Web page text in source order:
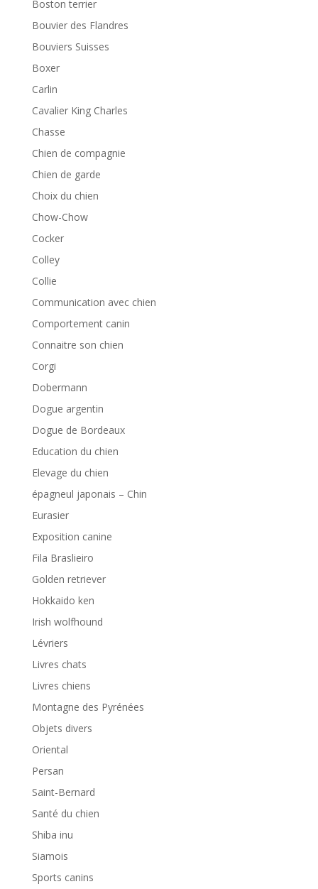
Boston terrier
Bouvier des Flandres
Bouviers Suisses
Boxer
Carlin
Cavalier King Charles
Chasse
Chien de compagnie
Chien de garde
Choix du chien
Chow-Chow
Cocker
Colley
Collie
Communication avec chien
Comportement canin
Connaitre son chien
Corgi
Dobermann
Dogue argentin
Dogue de Bordeaux
Education du chien
Elevage du chien
épagneul japonais – Chin
Eurasier
Exposition canine
Fila Braslieiro
Golden retriever
Hokkaido ken
Irish wolfhound
Lévriers
Livres chats
Livres chiens
Montagne des Pyrénées
Objets divers
Oriental
Persan
Saint-Bernard
Santé du chien
Shiba inu
Siamois
Sports canins